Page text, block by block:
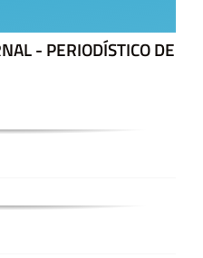
- PERIODÍSTICO DE